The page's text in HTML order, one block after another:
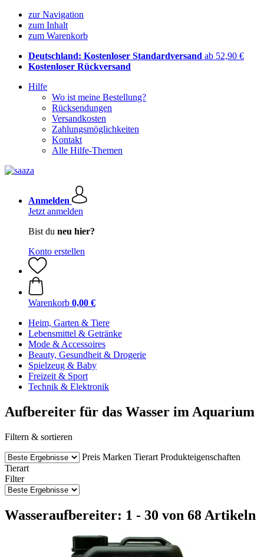
zur Navigation
zum Inhalt
zum Warenkorb
Deutschland: Kostenloser Standardversand ab 52,90 €
Kostenloser Rückversand
Hilfe
Wo ist meine Bestellung?
Rücksendungen
Versandkosten
Zahlungsmöglichkeiten
Kontakt
Alle Hilfe-Themen
Anmelden
Jetzt anmelden
Bist du neu hier?
Konto erstellen
Warenkorb 0,00 €
Heim, Garten & Tiere
Lebensmittel & Getränke
Mode & Accessoires
Beauty, Gesundheit & Drogerie
Spielzeug & Baby
Freizeit & Sport
Technik & Elektronik
Aufbereiter für das Wasser im Aquarium
Filtern & sortieren
Preis Marken Tierart Produkteigenschaften
Tierart
Filter
Wasseraufbereiter: 1 - 30 von 68 Artikeln